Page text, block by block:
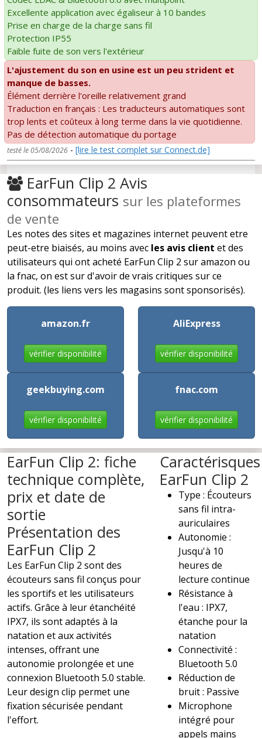
Excellente application avec égaliseur à 10 bandes
Prise en charge de la charge sans fil
Protection IP55
Faible fuite de son vers l'extérieur
L'ajustement du son en usine est un peu strident et
manque de basses.
Élément derrière l'oreille relativement grand
Traduction en français : Les traducteurs automatiques sont
trop lents et coûteux à long terme dans la vie quotidienne.
Pas de détection automatique du portage
testé le 05/08/2026 - [lire le test complet sur Connect.de]
EarFun Clip 2 Avis
consommateurs sur les plateformes
de vente
Les notes des sites et magazines internet peuvent etre
peut-etre biaisés, au moins avec les avis client et des
utilisateurs qui ont acheté EarFun Clip 2 sur amazon ou
la fnac, on est sur d'avoir de vrais critiques sur ce
produit. (les liens vers les magasins sont sponsorisés).
amazon.fr
vérifier disponibilité
AliExpress
vérifier disponibilité
geekbuying.com
vérifier disponibilité
fnac.com
vérifier disponibilité
EarFun Clip 2: fiche
technique complète,
prix et date de
sortie
Présentation des
EarFun Clip 2
Les EarFun Clip 2 sont des
écouteurs sans fil conçus pour
les sportifs et les utilisateurs
actifs. Grâce à leur étanchéité
IPX7, ils sont adaptés à la
natation et aux activités
intenses, offrant une
autonomie prolongée et une
connexion Bluetooth 5.0 stable.
Leur design clip permet une
fixation sécurisée pendant
l'effort.
Caractérisques
EarFun Clip 2
Type : Écouteurs
sans fil intra-
auriculaires
Autonomie :
Jusqu'à 10
heures de
lecture continue
Résistance à
l'eau : IPX7,
étanche pour la
natation
Connectivité :
Bluetooth 5.0
Réduction de
bruit : Passive
Microphone
intégré pour
appels mains